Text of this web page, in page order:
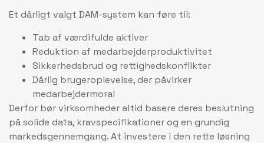
Et dårligt valgt DAM-system kan føre til:
Tab af værdifulde aktiver
Reduktion af medarbejderproduktivitet
Sikkerhedsbrud og rettighedskonflikter
Dårlig brugeroplevelse, der påvirker
medarbejdermoral
Derfor bør virksomheder altid basere deres beslutning
på solide data, kravspecifikationer og en grundig
markedsgennemgang. At investere i den rette løsning